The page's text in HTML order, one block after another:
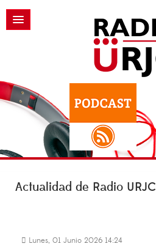
Actualidad de Radio URJC
Lunes, 01 Junio 2026 14:24